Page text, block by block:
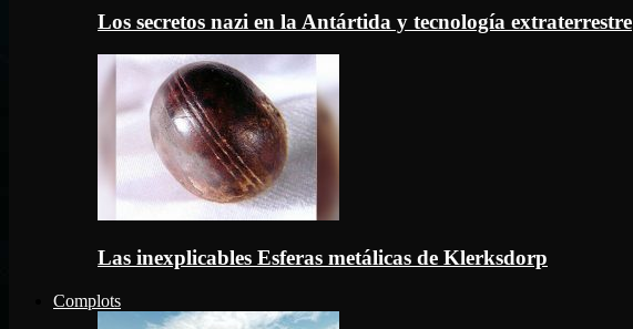
Los secretos nazi en la Antártida y tecnología extraterrestre
Las inexplicables Esferas metálicas de Klerksdorp
Complots